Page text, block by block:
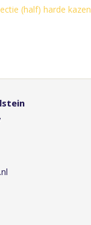
(half) harde kazen